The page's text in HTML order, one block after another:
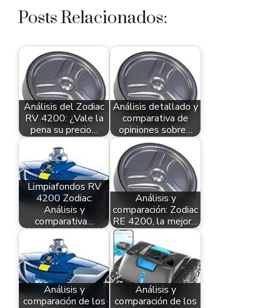
Posts Relacionados:
Análisis del Zodiac
RV 4200: ¿Vale la
pena su precio…
Análisis detallado y
comparativa de
opiniones sobre…
Limpiafondos RV
4200 Zodiac:
Análisis y
comparativa…
Análisis y
comparación: Zodiac
RE 4200, la mejor…
Análisis y
comparación de los
Análisis y
comparación de los